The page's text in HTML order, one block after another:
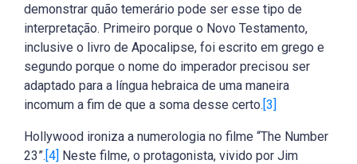
demonstrar quão temerário pode ser esse tipo de
interpretação. Primeiro porque o Novo Testamento,
inclusive o livro de Apocalipse, foi escrito em grego e
segundo porque o nome do imperador precisou ser
adaptado para a língua hebraica de uma maneira
incomum a fim de que a soma desse certo.[3]
Hollywood ironiza a numerologia no filme “The Number
23”.[4] Neste filme, o protagonista, vivido por Jim